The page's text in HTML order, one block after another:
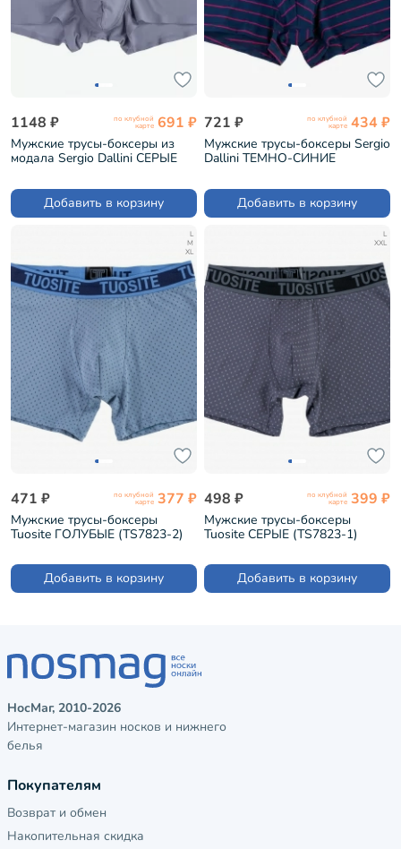
1148 ₽ по клубной
карте 691 ₽
Мужские трусы-боксеры из
модала Sergio Dallini СЕРЫЕ
Добавить в корзину
721 ₽ по клубной
карте 434 ₽
Мужские трусы-боксеры Sergio
Dallini ТЕМНО-СИНИЕ
Добавить в корзину
L
M
XL
471 ₽ по клубной
карте 377 ₽
Мужские трусы-боксеры
Tuosite ГОЛУБЫЕ (TS7823-2)
Добавить в корзину
L
XXL
498 ₽ по клубной
карте 399 ₽
Мужские трусы-боксеры
Tuosite СЕРЫЕ (TS7823-1)
Добавить в корзину
НосМаг, 2010-2026
Интернет-магазин носков и нижнего
белья
Покупателям
Возврат и обмен
Накопительная скидка